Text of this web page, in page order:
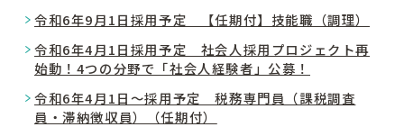
令和6年9月1日採用予定 【任期付】技能職（調理）
令和6年4月1日採用予定 社会人採用プロジェクト再
始動！4つの分野で「社会人経験者」公募！
令和6年4月1日～採用予定 税務専門員（課税調査
員・滞納徴収員）（任期付）